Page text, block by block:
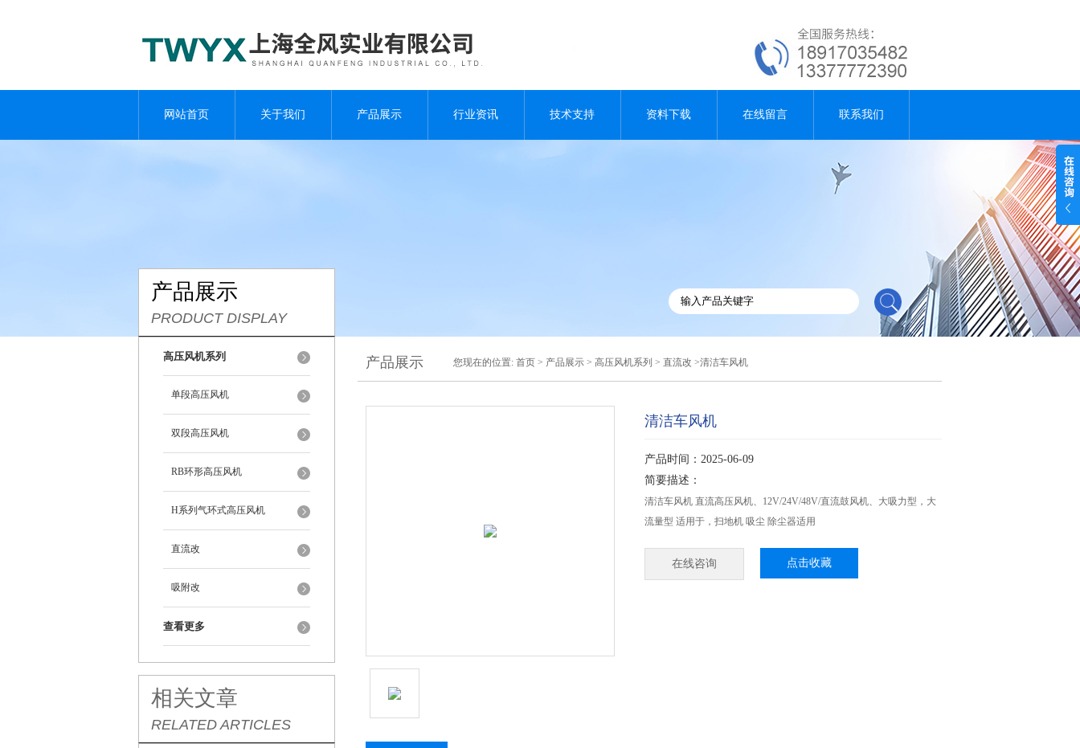
网站首页 关于我们 产品展示 行业资讯 技术支持 资料下载 在线留言 联系我们
产品展示
PRODUCT DISPLAY
高压风机系列
单段高压风机
双段高压风机
RB环形高压风机
H系列气环式高压风机
直流改
吸附改
查看更多
相关文章
RELATED ARTICLES
产品展示 您现在的位置: 首页 > 产品展示 > 高压风机系列 > 直流改 >清洁车风机
清洁车风机
产品时间：2025-06-09
简要描述：
清洁车风机 直流高压风机、12V/24V/48V/直流鼓风机、大吸力型，大
流量型 适用于，扫地机 吸尘 除尘器适用
在线咨询 点击收藏